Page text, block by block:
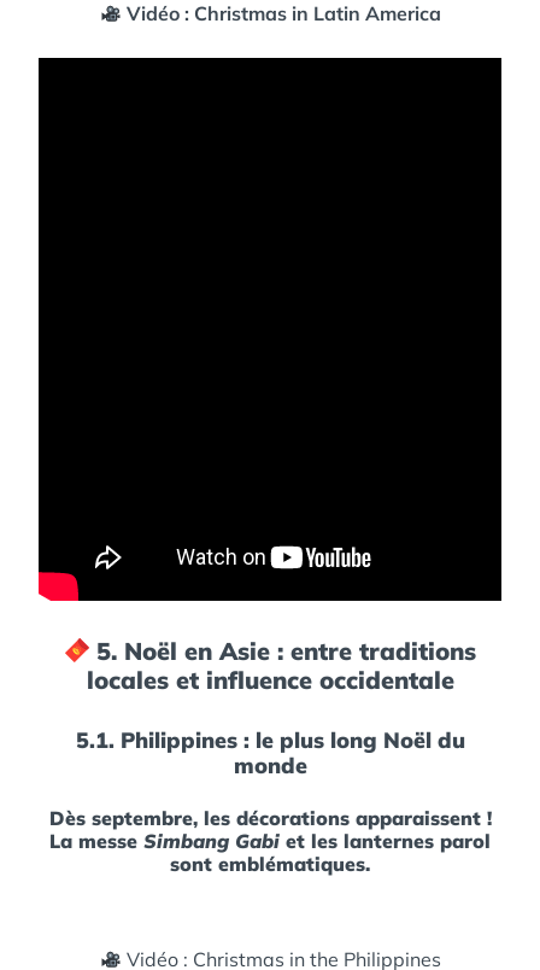
Vidéo : Christmas in Latin America
5. Noël en Asie : entre traditions
locales et influence occidentale
5.1. Philippines : le plus long Noël du
monde
Dès septembre, les décorations apparaissent !
La messe Simbang Gabi et les lanternes parol
sont emblématiques.
Vidéo : Christmas in the Philippines